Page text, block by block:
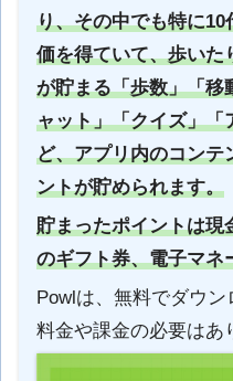
り、その中でも特に
価を得ていて、歩いた
が貯まる「歩数」「移
ャット」「クイズ」「
ど、アプリ内のコンテ
ントが貯められます。
貯まったポイントは現
のギフト券、電子マ
Powlは、無料でダウ
料金や課金の必要はあ